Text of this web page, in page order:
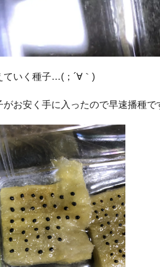
ていく種子…(；´∀｀)
がお安く手に入ったので早速播種で